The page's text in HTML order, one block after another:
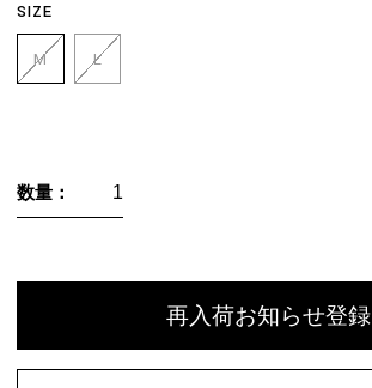
SIZE
M L
数量：
再入荷お知らせ登録